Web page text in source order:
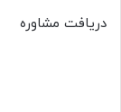
دریافت مشاوره